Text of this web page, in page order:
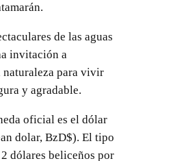
de las aguas
invitación a
naturaleza para vivir
y agradable.
oficial es el dólar
dolar, BzD$). El tipo
dólares beliceños por